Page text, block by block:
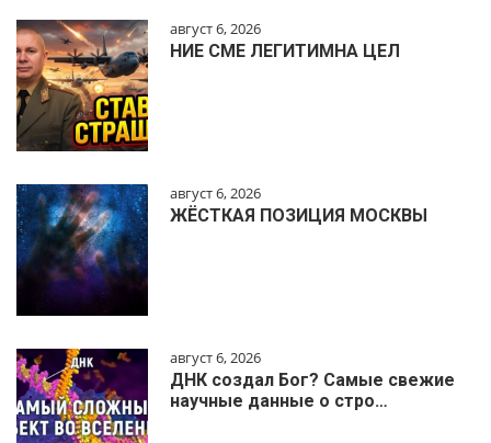
август 6, 2026
НИЕ СМЕ ЛЕГИТИМНА ЦЕЛ
август 6, 2026
ЖЁСТКАЯ ПОЗИЦИЯ МОСКВЫ
август 6, 2026
ДНК создал Бог? Самые свежие
научные данные о стро…